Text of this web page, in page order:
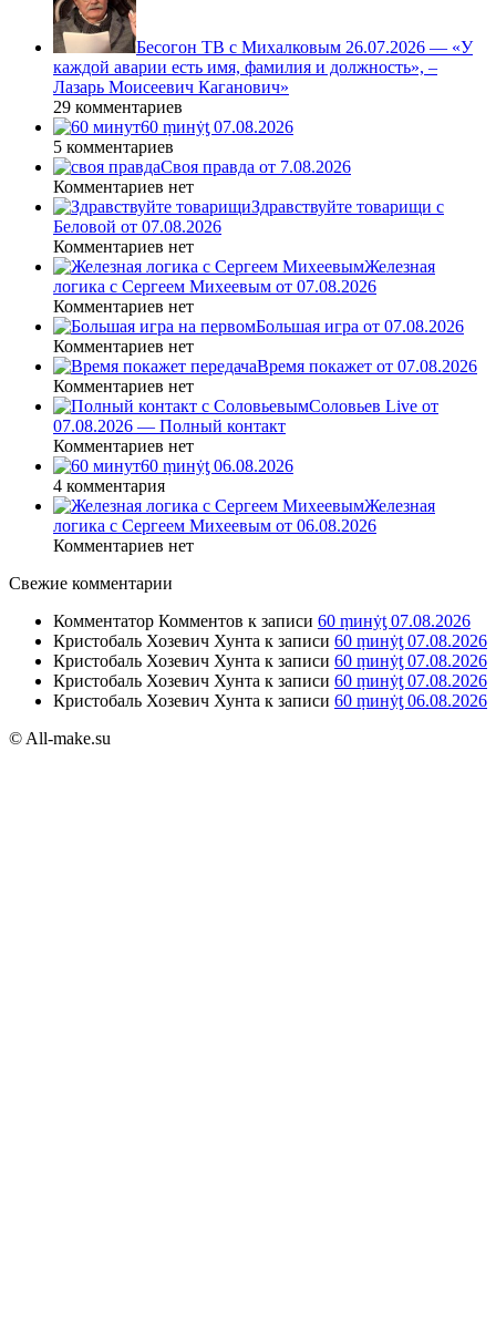
Бесогон ТВ с Михалковым 26.07.2026 — «У
каждой аварии есть имя, фамилия и должность», –
Лазарь Моисеевич Каганович»
29 комментариев
60 ṃинẏƫ 07.08.2026
5 комментариев
Своя правда от 7.08.2026
Комментариев нет
Здравствуйте товарищи с
Беловой от 07.08.2026
Комментариев нет
Железная
логика с Сергеем Михеевым от 07.08.2026
Комментариев нет
Большая игра от 07.08.2026
Комментариев нет
Время покажет от 07.08.2026
Комментариев нет
Соловьев Live от
07.08.2026 — Полный контакт
Комментариев нет
60 ṃинẏƫ 06.08.2026
4 комментария
Железная
логика с Сергеем Михеевым от 06.08.2026
Комментариев нет
Свежие комментарии
Комментатор Комментов к записи 60 ṃинẏƫ 07.08.2026
Кристобаль Хозевич Хунта к записи 60 ṃинẏƫ 07.08.2026
Кристобаль Хозевич Хунта к записи 60 ṃинẏƫ 07.08.2026
Кристобаль Хозевич Хунта к записи 60 ṃинẏƫ 07.08.2026
Кристобаль Хозевич Хунта к записи 60 ṃинẏƫ 06.08.2026
© All-make.su